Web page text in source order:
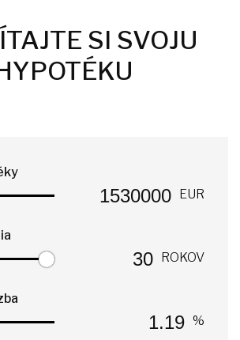
SI SVOJU
EUR
ROKOV
%